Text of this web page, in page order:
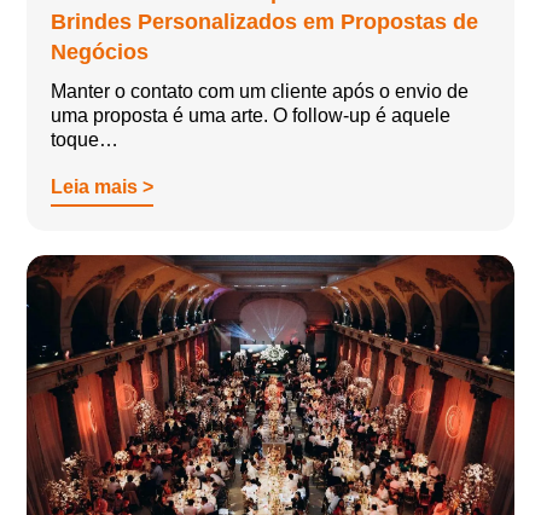
Brindes Personalizados em Propostas de
Negócios
Manter o contato com um cliente após o envio de
uma proposta é uma arte. O follow-up é aquele
toque…
Leia mais >